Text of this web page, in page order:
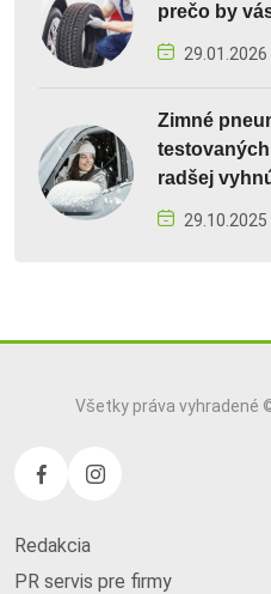
prečo by
29.01.2026
Zimné
radšej
29.10.2025
Všetky práva vyhradené
Redakcia
PR servis pre firmy